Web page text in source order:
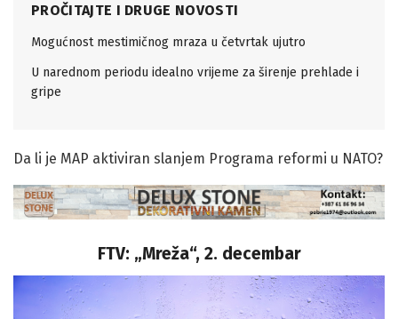
PROČITAJTE I DRUGE NOVOSTI
Mogućnost mestimičnog mraza u četvrtak ujutro
U narednom periodu idealno vrijeme za širenje prehlade i
gripe
Da li je MAP aktiviran slanjem Programa reformi u NATO?
FTV: „Mreža“, 2. decembar